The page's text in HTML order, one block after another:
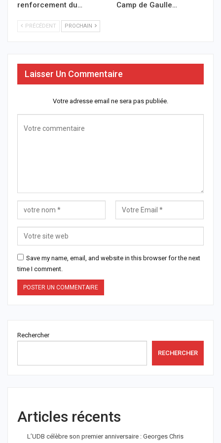
renforcement du…
Camp de Gaulle…
PRÉCÉDENT PROCHAIN
Laisser Un Commentaire
Votre adresse email ne sera pas publiée.
Save my name, email, and website in this browser for the next
time I comment.
Rechercher
RECHERCHER
Articles récents
L’UDB célèbre son premier anniversaire : Georges Chris